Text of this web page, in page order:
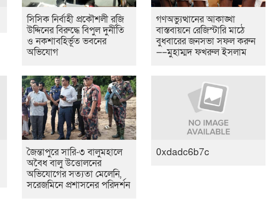
সিসিক নির্বাহী প্রকৌশলী রজি
উদ্দিনের বিরুদ্ধে বিপুল দুর্নীতি
ও নকশাবহির্ভূত ভবনের
অভিযোগ
গণঅভ্যুত্থানের আকাঙ্খা
বাস্তবায়নে রেজিস্টারি মাঠে
বুধবারের জনসভা সফল করুন
—–মুহাম্মদ ফখরুল ইসলাম
জৈন্তাপুরে সারি-৩ বালুমহালে
অবৈধ বালু উত্তোলনের
অভিযোগের সত্যতা মেলেনি,
সরেজমিনে প্রশাসনের পরিদর্শন
0xdadc6b7c